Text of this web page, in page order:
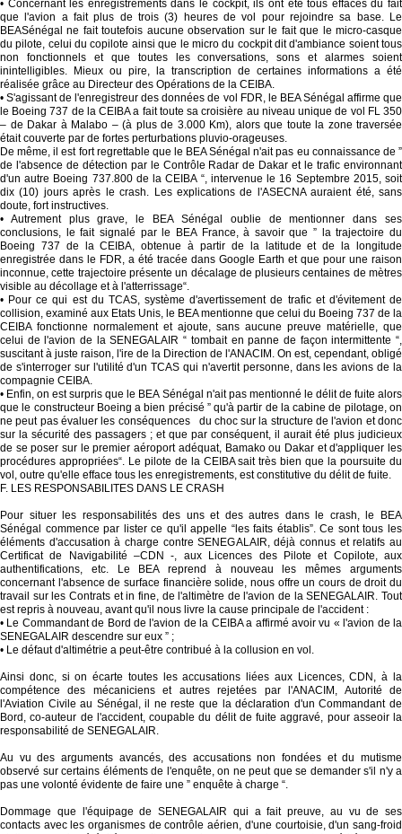
• Concernant les enregistrements dans le cockpit, ils ont été tous effacés du fait
que l'avion a fait plus de trois (3) heures de vol pour rejoindre sa base. Le
BEASénégal ne fait toutefois aucune observation sur le fait que le micro-casque
du pilote, celui du copilote ainsi que le micro du cockpit dit d'ambiance soient tous
non fonctionnels et que toutes les conversations, sons et alarmes soient
inintelligibles. Mieux ou pire, la transcription de certaines informations a été
réalisée grâce au Directeur des Opérations de la CEIBA.
• S'agissant de l'enregistreur des données de vol FDR, le BEA Sénégal affirme que
le Boeing 737 de la CEIBA a fait toute sa croisière au niveau unique de vol FL 350
– de Dakar à Malabo – (à plus de 3.000 Km), alors que toute la zone traversée
était couverte par de fortes perturbations pluvio-orageuses.
De même, il est fort regrettable que le BEA Sénégal n'ait pas eu connaissance de ”
de l'absence de détection par le Contrôle Radar de Dakar et le trafic environnant
d'un autre Boeing 737.800 de la CEIBA “, intervenue le 16 Septembre 2015, soit
dix (10) jours après le crash. Les explications de l'ASECNA auraient été, sans
doute, fort instructives.
• Autrement plus grave, le BEA Sénégal oublie de mentionner dans ses
conclusions, le fait signalé par le BEA France, à savoir que ” la trajectoire du
Boeing 737 de la CEIBA, obtenue à partir de la latitude et de la longitude
enregistrée dans le FDR, a été tracée dans Google Earth et que pour une raison
inconnue, cette trajectoire présente un décalage de plusieurs centaines de mètres
visible au décollage et à l'atterrissage“.
• Pour ce qui est du TCAS, système d'avertissement de trafic et d'évitement de
collision, examiné aux Etats Unis, le BEA mentionne que celui du Boeing 737 de la
CEIBA fonctionne normalement et ajoute, sans aucune preuve matérielle, que
celui de l'avion de la SENEGALAIR “ tombait en panne de façon intermittente “,
suscitant à juste raison, l'ire de la Direction de l'ANACIM. On est, cependant, obligé
de s'interroger sur l'utilité d'un TCAS qui n'avertit personne, dans les avions de la
compagnie CEIBA.
• Enfin, on est surpris que le BEA Sénégal n'ait pas mentionné le délit de fuite alors
que le constructeur Boeing a bien précisé ” qu'à partir de la cabine de pilotage, on
ne peut pas évaluer les conséquences du choc sur la structure de l'avion et donc
sur la sécurité des passagers ; et que par conséquent, il aurait été plus judicieux
de se poser sur le premier aéroport adéquat, Bamako ou Dakar et d'appliquer les
procédures appropriées“. Le pilote de la CEIBA sait très bien que la poursuite du
vol, outre qu'elle efface tous les enregistrements, est constitutive du délit de fuite.
F. LES RESPONSABILITES DANS LE CRASH
Pour situer les responsabilités des uns et des autres dans le crash, le BEA
Sénégal commence par lister ce qu'il appelle “les faits établis”. Ce sont tous les
éléments d'accusation à charge contre SENEGALAIR, déjà connus et relatifs au
Certificat de Navigabilité –CDN -, aux Licences des Pilote et Copilote, aux
authentifications, etc. Le BEA reprend à nouveau les mêmes arguments
concernant l'absence de surface financière solide, nous offre un cours de droit du
travail sur les Contrats et in fine, de l'altimètre de l'avion de la SENEGALAIR. Tout
est repris à nouveau, avant qu'il nous livre la cause principale de l'accident :
• Le Commandant de Bord de l'avion de la CEIBA a affirmé avoir vu « l'avion de la
SENEGALAIR descendre sur eux ” ;
• Le défaut d'altimétrie a peut-être contribué à la collusion en vol.
Ainsi donc, si on écarte toutes les accusations liées aux Licences, CDN, à la
compétence des mécaniciens et autres rejetées par l'ANACIM, Autorité de
l'Aviation Civile au Sénégal, il ne reste que la déclaration d'un Commandant de
Bord, co-auteur de l'accident, coupable du délit de fuite aggravé, pour asseoir la
responsabilité de SENEGALAIR.
Au vu des arguments avancés, des accusations non fondées et du mutisme
observé sur certains éléments de l'enquête, on ne peut que se demander s'il n'y a
pas une volonté évidente de faire une ” enquête à charge “.
Dommage que l'équipage de SENEGALAIR qui a fait preuve, au vu de ses
contacts avec les organismes de contrôle aérien, d'une courtoisie, d'un sang-froid